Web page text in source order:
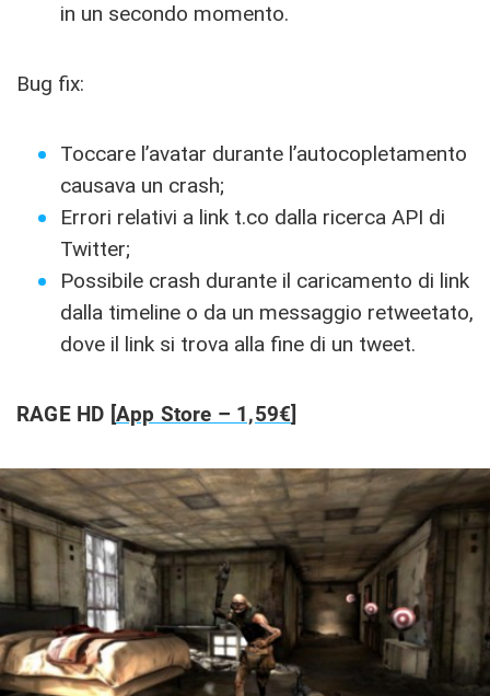
in un secondo momento.
Bug fix:
Toccare l’avatar durante l’autocopletamento
causava un crash;
Errori relativi a link t.co dalla ricerca API di
Twitter;
Possibile crash durante il caricamento di link
dalla timeline o da un messaggio retweetato,
dove il link si trova alla fine di un tweet.
RAGE HD [App Store – 1,59€]